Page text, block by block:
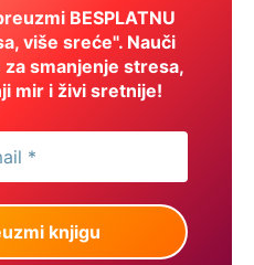
BESPLATNU
više sreće". Nauči
smanjenje stresa,
mir i živi sretnije!